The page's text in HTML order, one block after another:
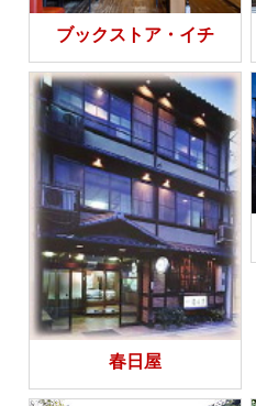
ブックストア・イチ
春日屋